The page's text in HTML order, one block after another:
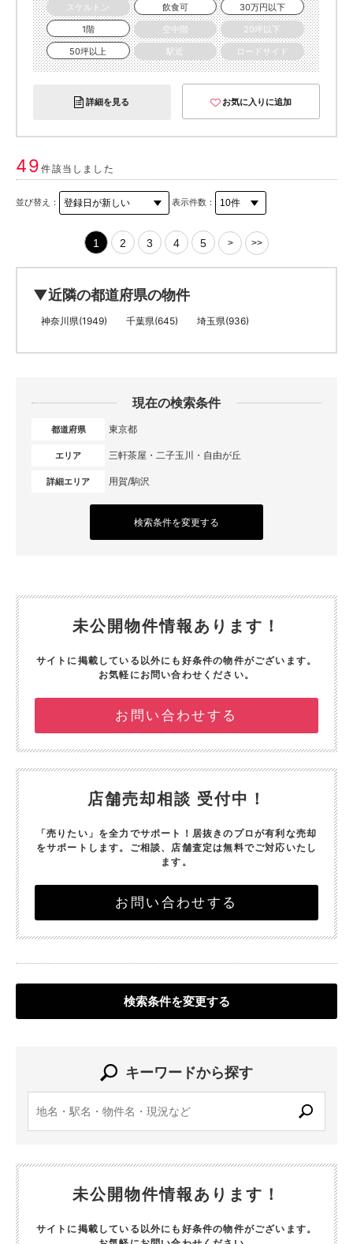
スケルトン
飲食可
30万円以下
1階
空中階
20坪以下
50坪以上
駅近 ロードサイド
詳細を見る お気に入りに追加
49件該当しました
並び替え： 表示件数：
1 2 3 4 5 > >>
▼近隣の都道府県の物件
神奈川県(1949) 千葉県(645) 埼玉県(936)
現在の検索条件
都道府県 東京都
エリア 三軒茶屋・二子玉川・自由が丘
詳細エリア 用賀/駒沢
検索条件を変更する
未公開物件情報あります！
サイトに掲載している以外にも好条件の物件がございます。
お気軽にお問い合わせください。
お問い合わせする
店舗売却相談 受付中！
「売りたい」を全力でサポート！ 居抜きのプロが有利な売却
をサポートします。 ご相談、店舗査定は無料でご対応いたし
ます。
お問い合わせする
検索条件を変更する
キーワードから探す
未公開物件情報あります！
サイトに掲載している以外にも好条件の物件がございます。